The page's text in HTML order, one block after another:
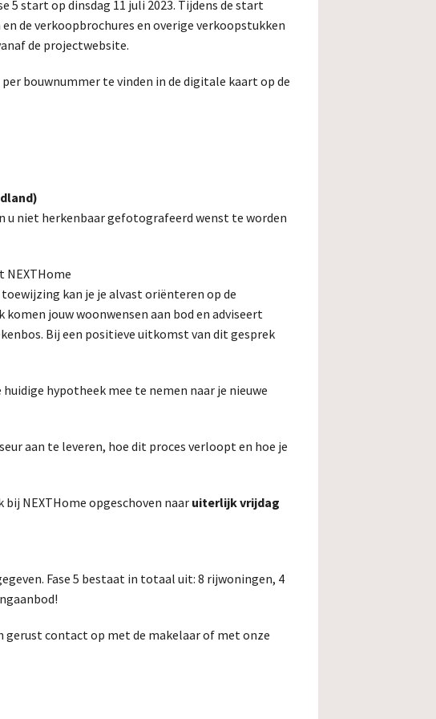
5 start op dinsdag 11 juli 2023. Tijdens de start
de verkoopbrochures en overige verkoopstukken
de projectwebsite.
bouwnummer te vinden in de digitale kaart op de
u niet herkenbaar gefotografeerd wenst te worden
NEXTHome
kan je je alvast oriënteren op de
jouw woonwensen aan bod en adviseert
Bij een positieve uitkomst van dit gesprek
hypotheek mee te nemen naar je nieuwe
aan te leveren, hoe dit proces verloopt en hoe je
NEXTHome opgeschoven naar uiterlijk vrijdag
Fase 5 bestaat in totaal uit: 8 rijwoningen, 4
gerust contact op met de makelaar of met onze